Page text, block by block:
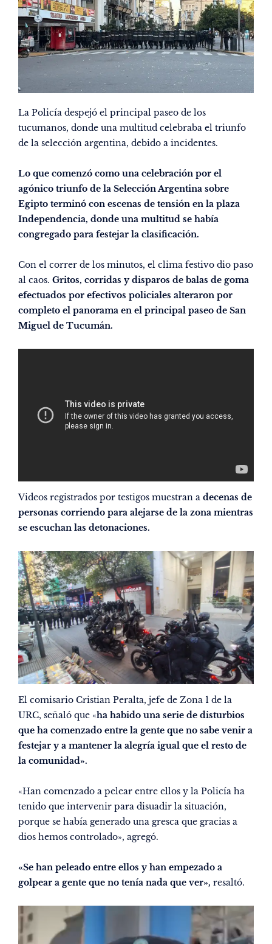
La Policía despejó el principal paseo de los
tucumanos, donde una multitud celebraba el triunfo
de la selección argentina, debido a incidentes.
Lo que comenzó como una celebración por el
agónico triunfo de la Selección Argentina sobre
Egipto terminó con escenas de tensión en la plaza
Independencia, donde una multitud se había
congregado para festejar la clasificación.
Con el correr de los minutos, el clima festivo dio paso
al caos. Gritos, corridas y disparos de balas de goma
efectuados por efectivos policiales alteraron por
completo el panorama en el principal paseo de San
Miguel de Tucumán.
Videos registrados por testigos muestran a decenas de
personas corriendo para alejarse de la zona mientras
se escuchan las detonaciones.
El comisario Cristian Peralta, jefe de Zona 1 de la
URC, señaló que «ha habido una serie de disturbios
que ha comenzado entre la gente que no sabe venir a
festejar y a mantener la alegría igual que el resto de
la comunidad».
«Han comenzado a pelear entre ellos y la Policía ha
tenido que intervenir para disuadir la situación,
porque se había generado una gresca que gracias a
dios hemos controlado», agregó.
«Se han peleado entre ellos y han empezado a
golpear a gente que no tenía nada que ver», resaltó.